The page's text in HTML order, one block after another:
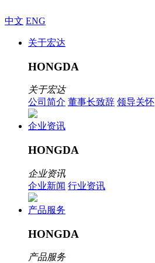
中文 ENG
关于宏达
HONGDA
关于宏达
公司简介 董事长致辞 领导关怀
企业资讯
HONGDA
企业资讯
企业新闻 行业资讯
产品服务
HONGDA
产品服务